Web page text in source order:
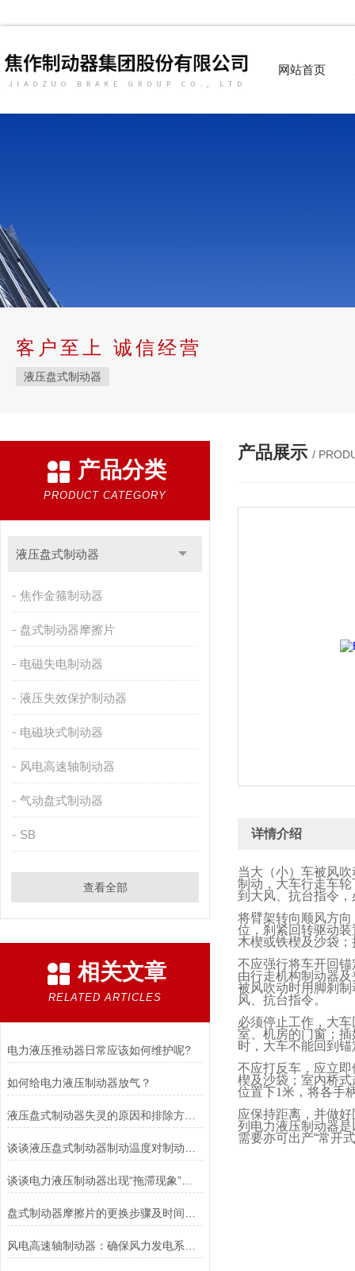
网站首页
客户至上 诚信经营
液压盘式制动器
产品分类
PRODUCT CATEGORY
液压盘式制动器
焦作金箍制动器
盘式制动器摩擦片
电磁失电制动器
液压失效保护制动器
电磁块式制动器
风电高速轴制动器
气动盘式制动器
SB
查看全部
相关文章
RELATED ARTICLES
电力液压推动器日常应该如何维护呢?
如何给电力液压制动器放气？
液压盘式制动器失灵的原因和排除方法介绍
谈谈电力液压制动器出现“拖滞现象”的原因及解决方法
产品展示 /
详情介绍
当大（小）车被风
制动，大车行走车
到大风、抗台指令
将臂架转向顺风方
位，刹紧回转驱动
木楔或铁楔及沙袋
不应强行将车开回
由行走机构制动器
被风吹动时用脚刹
风、抗台指令。
必须停止工作，大
室、机房的门窗；
时，大车不能回到
不应打反车，应立
楔及沙袋；室内桥
位置下1米，将各手
应保持距离，并做
列电力液压制动器
需要亦可出产“常开